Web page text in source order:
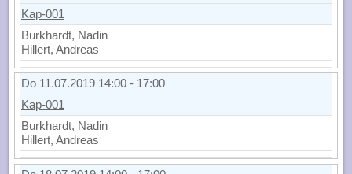
Kap-001
Burkhardt, Nadin
Hillert, Andreas
Do 11.07.2019 14:00 - 17:00
Kap-001
Burkhardt, Nadin
Hillert, Andreas